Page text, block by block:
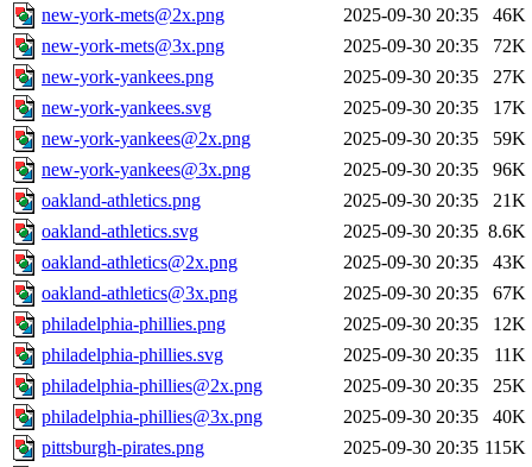
new-york-mets@2x.png
2025-09-30 20:35
46K
new-york-mets@3x.png
2025-09-30 20:35
72K
new-york-yankees.png
2025-09-30 20:35
27K
new-york-yankees.svg
2025-09-30 20:35
17K
new-york-yankees@2x.png
2025-09-30 20:35
59K
new-york-yankees@3x.png
2025-09-30 20:35
96K
oakland-athletics.png
2025-09-30 20:35
21K
oakland-athletics.svg
2025-09-30 20:35 8.6K
oakland-athletics@2x.png
2025-09-30 20:35
43K
oakland-athletics@3x.png
2025-09-30 20:35
67K
philadelphia-phillies.png
2025-09-30 20:35
12K
philadelphia-phillies.svg
2025-09-30 20:35
11K
philadelphia-phillies@2x.png
2025-09-30 20:35
25K
philadelphia-phillies@3x.png
2025-09-30 20:35
40K
pittsburgh-pirates.png
2025-09-30 20:35 115K